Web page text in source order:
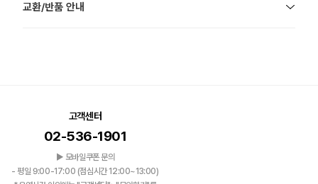
교환/반품 안내
고객센터
02-536-1901
▶ 모바일쿠폰 문의
- 평일 9:00-17:00 (점심시간 12:00~13:00)